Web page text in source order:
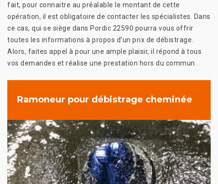
fait, pour connaitre au préalable le montant de cette
opération, il est obligatoire de contacter les spécialistes. Dans
ce cas, qui se siège dans Pordic 22590 pourra vous offrir
toutes les informations à propos d’un prix de débistrage.
Alors, faites appel à pour une ample plaisir, il répond à tous
vos demandes et réalise une prestation hors du commun.
Ramoneur pour débistrage cheminée